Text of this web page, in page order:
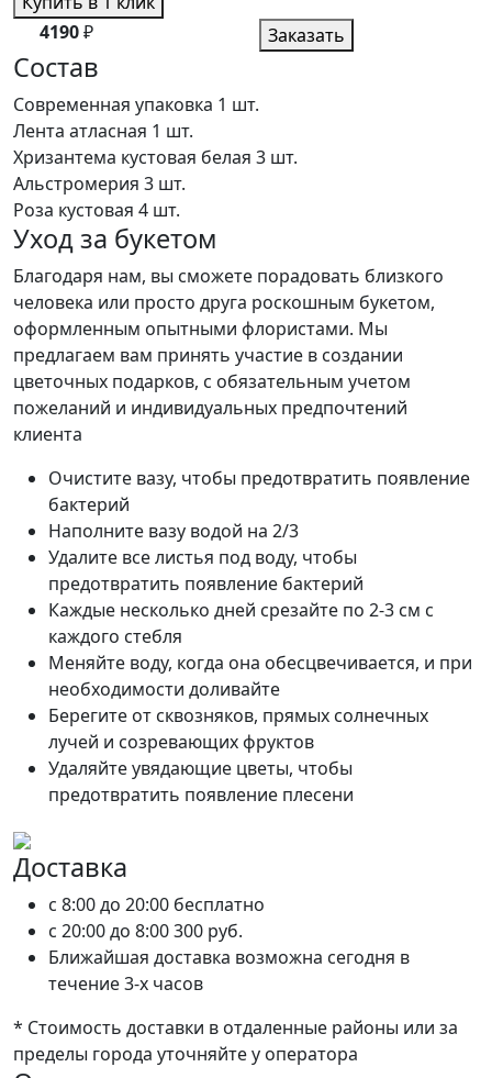
4190₽ Заказать
Состав
Современная упаковка 1 шт.
Лента атласная 1 шт.
Хризантема кустовая белая 3 шт.
Альстромерия 3 шт.
Роза кустовая 4 шт.
Уход за букетом
Благодаря нам, вы сможете порадовать близкого
человека или просто друга роскошным букетом,
оформленным опытными флористами. Мы
предлагаем вам принять участие в создании
цветочных подарков, с обязательным учетом
пожеланий и индивидуальных предпочтений
клиента
Очистите вазу, чтобы предотвратить появление
бактерий
Наполните вазу водой на 2/3
Удалите все листья под воду, чтобы
предотвратить появление бактерий
Каждые несколько дней срезайте по 2-3 см с
каждого стебля
Меняйте воду, когда она обесцвечивается, и при
необходимости доливайте
Берегите от сквозняков, прямых солнечных
лучей и созревающих фруктов
Удаляйте увядающие цветы, чтобы
предотвратить появление плесени
Доставка
c 8:00 до 20:00 бесплатно
c 20:00 до 8:00300 руб.
Ближайшая доставка возможна сегодня в
течение 3-х часов
* Стоимость доставки в отдаленные районы или за
пределы города уточняйте у оператора